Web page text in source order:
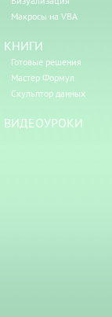
Макросы на VBA
КНИГИ
Готовые решения
Мастер Формул
Скульптор данных
ВИДЕОУРОКИ